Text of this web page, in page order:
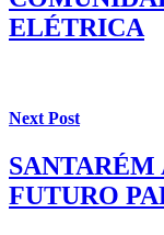
ELÉTRICA
Next Post
SANTARÉM
FUTURO